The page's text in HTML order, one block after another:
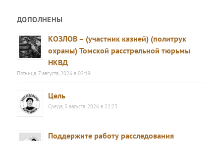
ДОПОЛНЕНЫ
КОЗЛОВ – (участник казней) (политрук
охраны) Томской расстрельной тюрьмы
НКВД
Пятница, 7 августа, 2026 в 02:19
Цель
Среда, 5 августа, 2026 в 22:23
Поддержите работу расследования